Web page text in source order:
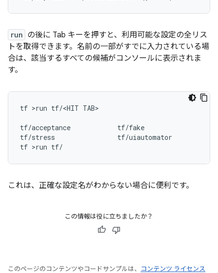
run の後に Tab キーを押すと、利用可能な設定の全リス
トを取得できます。名前の一部がすでに入力されている場
合は、該当するすべての候補がコンソールに表示されま
す。
tf >run tf/<HIT TAB>
tf/acceptance tf/fake
tf/stress
tf/uiautomator
tf >run
これは、正確な設定名がわからない場合に便利です。
この情報は役に立ちましたか？
このページのコンテンツやコードサンプルは、
コンテンツ ライセンス